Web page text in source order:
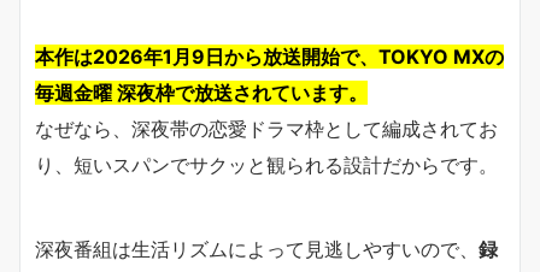
本作は2026年1月9日から放送開始で、TOKYO MXの
毎週金曜 深夜枠で放送されています。
なぜなら、深夜帯の恋愛ドラマ枠として編成されてお
り、短いスパンでサクッと観られる設計だからです。
深夜番組は生活リズムによって見逃しやすいので、 録